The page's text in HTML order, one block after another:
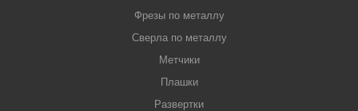
Фрезы по металлу
Сверла по металлу
Метчики
Плашки
Развертки